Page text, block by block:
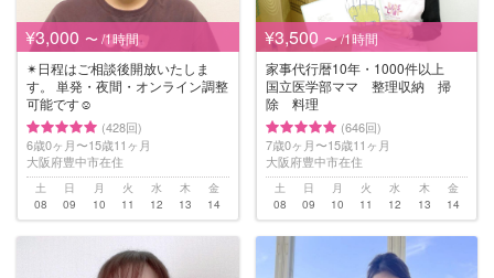
¥3,000 〜 /1時間
✴︎日程はご相談後開放いたしま
す。 単発・夜間・オンライン調整
可能です☺
(428回)
6歳0ヶ月〜15歳11ヶ月
大阪府豊中市在住
土
08
日
09
月
10
火
11
水
12
木
13
金
14
¥3,500 〜 /1時間
家事代行暦10年・1000件以上
国立医学部ママ 整理収納 掃
除 料理
(646回)
7歳0ヶ月〜15歳11ヶ月
大阪府豊中市在住
土
08
日
09
月
10
火
11
水
12
木
13
金
14